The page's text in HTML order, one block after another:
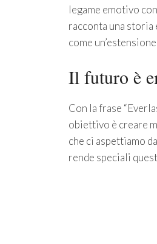
legame emotivo
racconta una storia
come
Il futuro è
Con la frase
obiettivo è creare
che ci aspettiamo
rende speciali